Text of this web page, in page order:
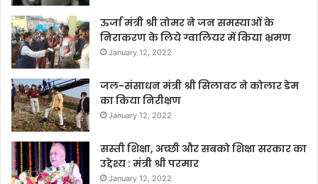
ऊर्जा मंत्री श्री तोमर ने जन समस्याओं के
निराकरण के लिये ग्वालियर में किया भ्रमण
January 12, 2022
जल-संसाधन मंत्री श्री सिलावट ने कोलार डेम
का किया निरीक्षण
January 12, 2022
सस्ती शिक्षा, अच्छी और सबको शिक्षा सरकार का
उद्देश्य : मंत्री श्री परमार
January 12, 2022